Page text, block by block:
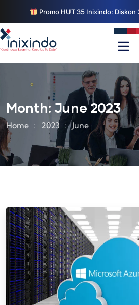
Promo HUT 35 Inixindo: Diskon
Month: June 2023
Home 2023 June